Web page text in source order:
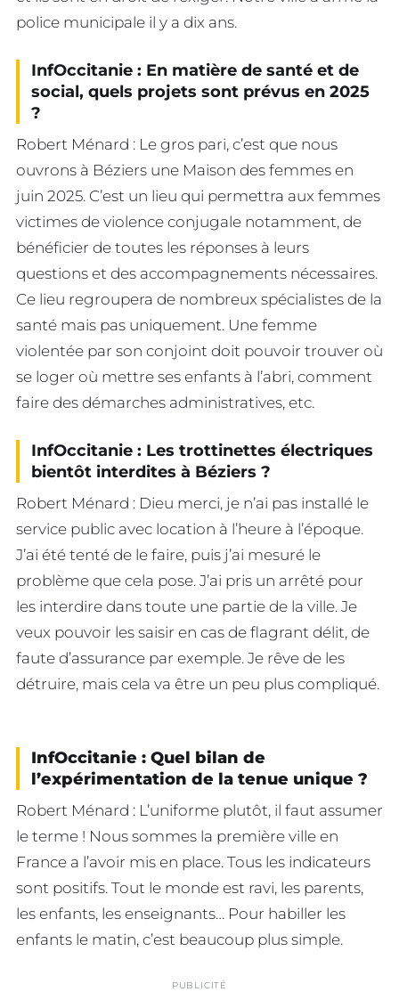
police municipale il y a dix ans.
InfOccitanie : En matière de santé et de
social, quels projets sont prévus en 2025
?
Robert Ménard : Le gros pari, c’est que nous
ouvrons à Béziers une Maison des femmes en
juin 2025. C’est un lieu qui permettra aux femmes
victimes de violence conjugale notamment, de
bénéficier de toutes les réponses à leurs
questions et des accompagnements nécessaires.
Ce lieu regroupera de nombreux spécialistes de la
santé mais pas uniquement. Une femme
violentée par son conjoint doit pouvoir trouver où
se loger où mettre ses enfants à l’abri, comment
faire des démarches administratives, etc.
InfOccitanie : Les trottinettes électriques
bientôt interdites à Béziers ?
Robert Ménard : Dieu merci, je n’ai pas installé le
service public avec location à l’heure à l’époque.
J’ai été tenté de le faire, puis j’ai mesuré le
problème que cela pose. J’ai pris un arrêté pour
les interdire dans toute une partie de la ville. Je
veux pouvoir les saisir en cas de flagrant délit, de
faute d’assurance par exemple. Je rêve de les
détruire, mais cela va être un peu plus compliqué.
InfOccitanie : Quel bilan de
l’expérimentation de la tenue unique ?
Robert Ménard : L’uniforme plutôt, il faut assumer
le terme ! Nous sommes la première ville en
France a l’avoir mis en place. Tous les indicateurs
sont positifs. Tout le monde est ravi, les parents,
les enfants, les enseignants… Pour habiller les
enfants le matin, c’est beaucoup plus simple.
PUBLICITÉ